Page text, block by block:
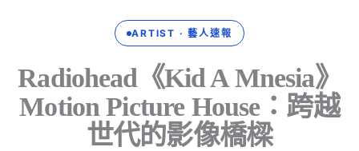
ARTIST · 藝人速報
Radiohead《Kid A Mnesia》
Motion Picture House：跨越
世代的影像橋樑